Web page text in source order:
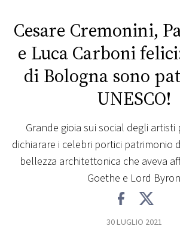
RADIO
WEB
RADIO
NEWS
Cesare Cremonini,
e Luca Carboni
di Bologna sono
UNESCO!
Grande gioia sui social degli artisti
dichiarare i celebri portici patrimonio
bellezza architettonica che aveva
Goethe e Lord Byron
30 LUGLIO 2021